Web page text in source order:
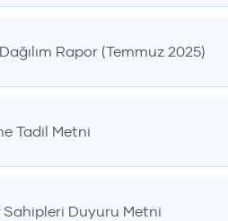
Rapor (Temmuz 2025)
Tadil Metni
Sahipleri Duyuru Metni